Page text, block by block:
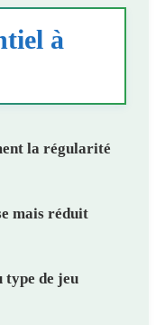
à
la régularité
mais réduit
type de jeu